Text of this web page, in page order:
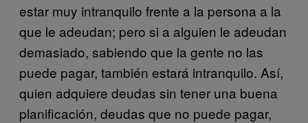
estar muy intranquilo frente a la persona a la
que le adeudan; pero si a alguien le adeudan
demasiado, sabiendo que la gente no las
puede pagar, también estará intranquilo. Así,
quien adquiere deudas sin tener una buena
planificación, deudas que no puede pagar,